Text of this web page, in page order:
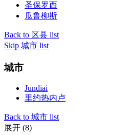
圣保罗西
瓜鲁柳斯
Back to 区县 list
Skip 城市 list
城市
Jundiai
里约热内卢
Back to 城市 list
展开 (8)